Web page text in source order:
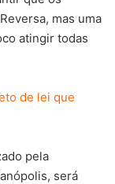
mas uma
atingir todas
de lei que
pela
será